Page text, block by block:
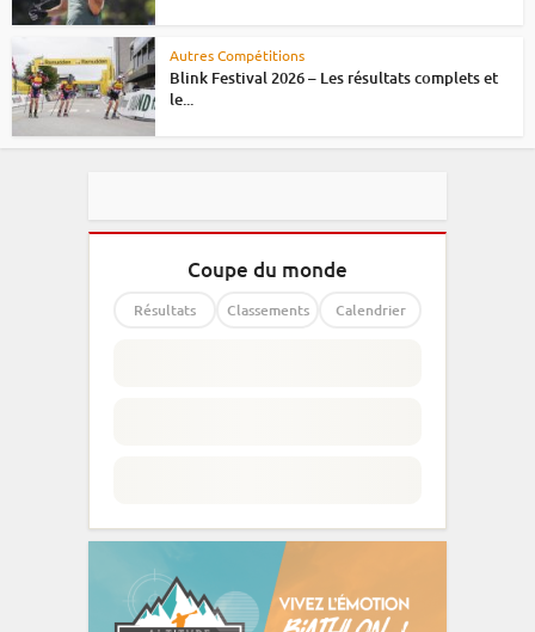
Autres Compétitions
Blink Festival 2026 – Les résultats complets et
le...
Coupe du monde
Résultats Classements Calendrier